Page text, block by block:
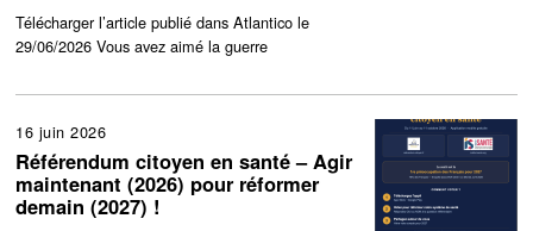
Télécharger l’article publié dans Atlantico le
29/06/2026 Vous avez aimé la guerre
16 juin 2026
Référendum citoyen en santé – Agir
maintenant (2026) pour réformer
demain (2027) !